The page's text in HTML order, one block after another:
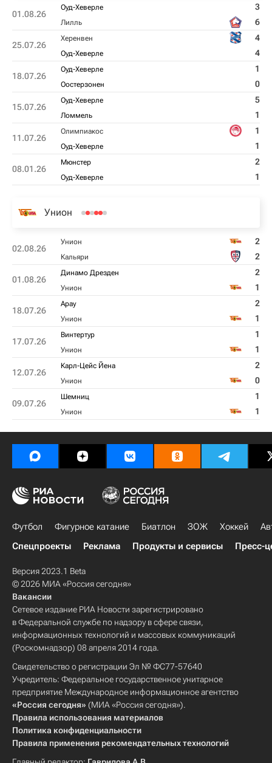
01.08.26
Оуд-Хеверле 3
Лилль 6
25.07.26
Херенвен 4
Оуд-Хеверле 4
18.07.26
Оуд-Хеверле 1
Оостерзонен 0
15.07.26
Оуд-Хеверле 5
Ломмель 1
11.07.26
Олимпиакос 1
Оуд-Хеверле 1
08.01.26
Мюнстер 2
Оуд-Хеверле 1
Унион
02.08.26
Унион 2
Кальяри 2
01.08.26
Динамо Дрезден 2
Унион 1
18.07.26
Арау 2
Унион 1
17.07.26
Винтертур 1
Унион 1
12.07.26
Карл-Цейс Йена 2
Унион 0
09.07.26
Шемниц 1
Унион 1
Футбол Фигурное катание Биатлон ЗОЖ Хоккей
Спецпроекты
Реклама Продукты и сервисы Пресс-
Версия 2023.1 Beta
© 2026 МИА «Россия сегодня»
Вакансии
Сетевое издание РИА Новости зарегистрировано
в Федеральной службе по надзору в сфере связи,
информационных технологий и массовых коммуникаций
(Роскомнадзор) 08 апреля 2014 года.
Свидетельство о регистрации Эл № ФС77-57640
Учредитель: Федеральное государственное унитарное
предприятие Международное информационное агентство
«Россия сегодня» (МИА «Россия сегодня»).
Правила использования материалов
Политика конфиденциальности
Правила применения рекомендательных технологий